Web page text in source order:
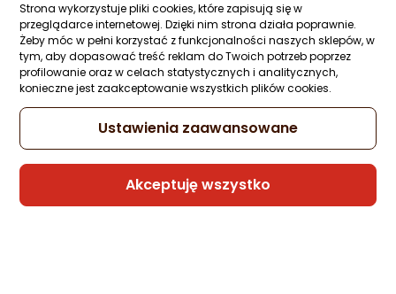
Strona wykorzystuje pliki cookies, które zapisują się w
przeglądarce internetowej. Dzięki nim strona działa poprawnie.
Żeby móc w pełni korzystać z funkcjonalności naszych sklepów, w
tym, aby dopasować treść reklam do Twoich potrzeb poprzez
profilowanie oraz w celach statystycznych i analitycznych,
konieczne jest zaakceptowanie wszystkich plików cookies.
Ustawienia zaawansowane
Akceptuję wszystko